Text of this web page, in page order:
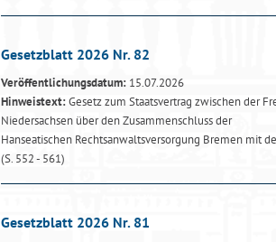
Gesetzblatt 2026 Nr. 82
Veröffentlichungsdatum: 15.07.2026
Hinweistext:Gesetz zum Staatsvertrag zwischen der
Niedersachsen über den Zusammenschluss der
Hanseatischen Rechtsanwaltsversorgung Bremen mit
(S. 552 - 561)
Gesetzblatt 2026 Nr. 81